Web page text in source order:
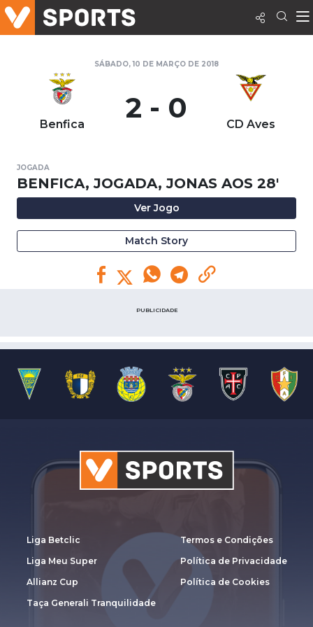
SÁBADO, 10 DE MARÇO DE 2018
Benfica 2 - 0 CD Aves
JOGADA
BENFICA, JOGADA, JONAS AOS 28'
Ver Jogo
Match Story
PUBLICIDADE
Liga Betclic
Liga Meu Super
Allianz Cup
Taça Generali Tranquilidade
Termos e Condições
Política de Privacidade
Política de Cookies